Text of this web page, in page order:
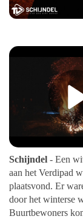
Schijndel - Een
aan het Verdipad
plaatsvond. Er
door het winterse
Buurtbewoners